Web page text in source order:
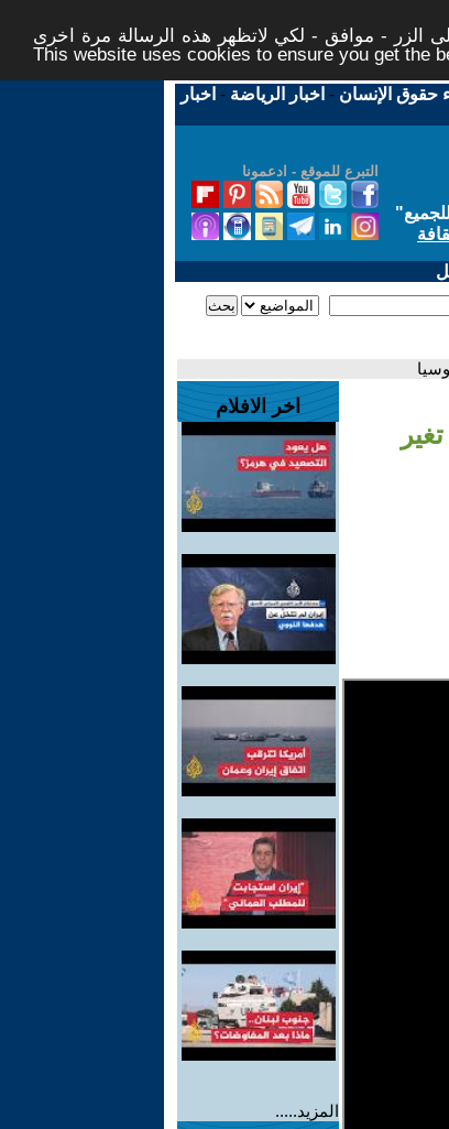
الزر - موافق - لكي لاتظهر هذه الرسالة مرة اخرى -
This website uses cookies to ensure you get the
حقوق الإنسان - اخبار الرياضة - اخبار
التبرع للموقع - ادعمونا
"
اخر الافلام
المزيد.....